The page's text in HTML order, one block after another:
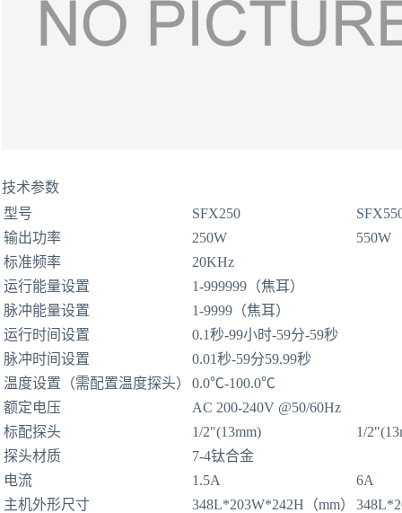
技术参数
型号
SFX250
输出功率
250W
550W
标准频率
20KHz
运行能量设置
1-999999（焦耳）
脉冲能量设置
1-9999（焦耳）
运行时间设置
0.1秒-99小时-59分-59秒
脉冲时间设置
0.01秒-59分59.99秒
温度设置（需配置温度探头）
0.0℃-100.0℃
额定电压
AC 200-240V @50/60Hz
标配探头
1/2"(13mm)
1/
探头材质
7-4钛合金
电流
1.5A
6A
主机外形尺寸
348L*203W*242H（mm）